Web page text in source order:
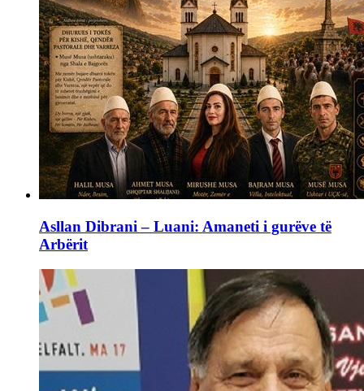
Asllan Dibrani – Luani: Amaneti i gurëve të
Arbërit